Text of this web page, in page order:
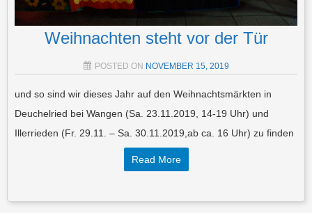
Weihnachten steht vor der Tür
POSTED ON NOVEMBER 15, 2019
und so sind wir dieses Jahr auf den Weihnachtsmärkten in
Deuchelried bei Wangen (Sa. 23.11.2019, 14-19 Uhr) und
Illerrieden (Fr. 29.11. – Sa. 30.11.2019,ab ca. 16 Uhr) zu finden
Read More